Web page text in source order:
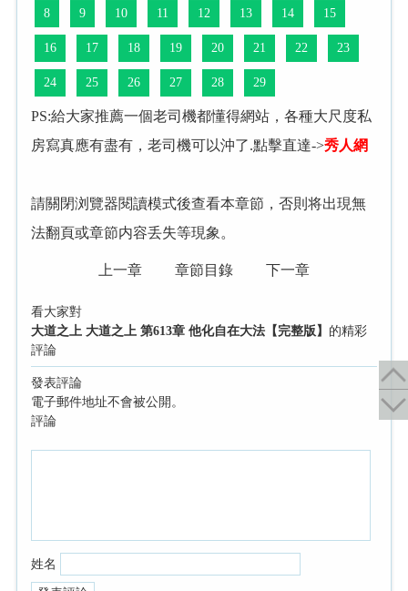
8 9 10 11 12 13 14 15
16 17 18 19 20 21 22 23
24 25 26 27 28 29
PS:給大家推薦一個老司機都懂得網站，各種大尺度私
房寫真應有盡有，老司機可以沖了.點擊直達->秀人網
請關閉浏覽器閱讀模式後查看本章節，否則将出現無
法翻頁或章節内容丢失等現象。
上一章 章節目錄 下一章
看大家對
大道之上 大道之上 第613章 他化自在大法【完整版】 的精彩
評論
發表評論
電子郵件地址不會被公開。
評論
姓名